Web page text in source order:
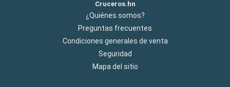
Cruceros.hn
¿Quiénes somos?
Preguntas frecuentes
Condiciones generales de venta
Seguridad
Mapa del sitio